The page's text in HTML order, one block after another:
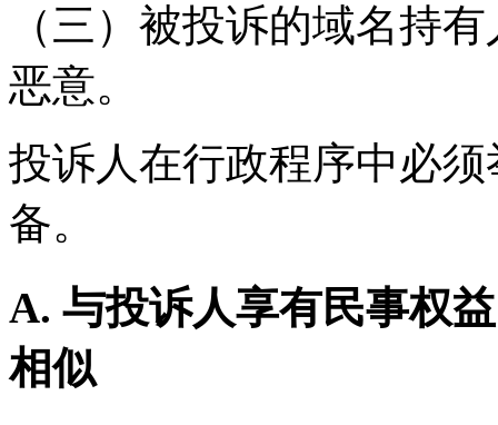
（三）被投诉的域名持
恶意。
投诉人在行政程序中必
备。
A. 与投诉人享有民事权
相似